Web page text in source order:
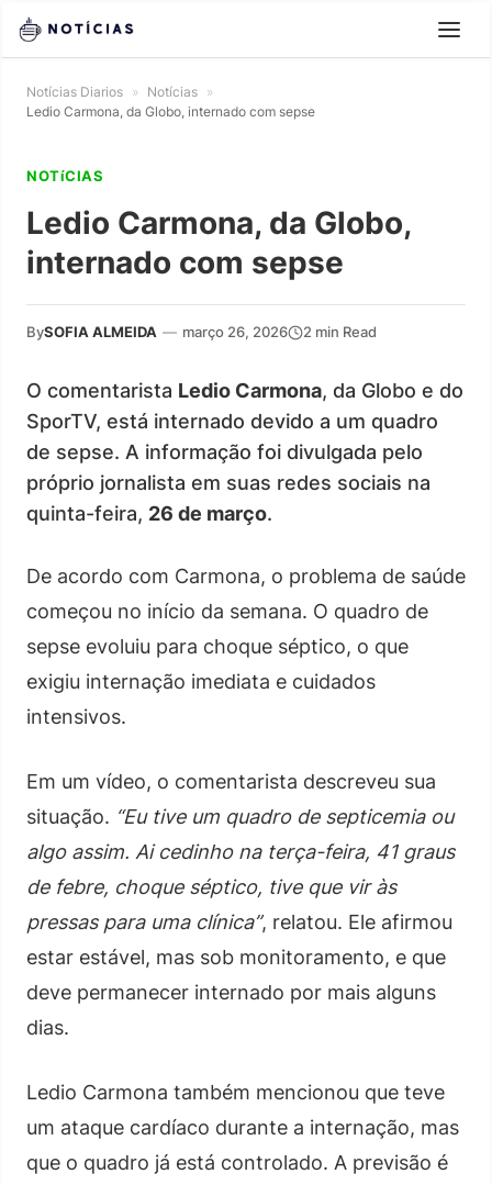
Notícias Diarios » Notícias »
Ledio Carmona, da Globo, internado com sepse
NOTíCIAS
Ledio Carmona, da Globo,
internado com sepse
BySOFIA ALMEIDA — março 26, 2026 2 min Read
O comentarista Ledio Carmona, da Globo e do
SporTV, está internado devido a um quadro
de sepse. A informação foi divulgada pelo
próprio jornalista em suas redes sociais na
quinta-feira, 26 de março.
De acordo com Carmona, o problema de saúde
começou no início da semana. O quadro de
sepse evoluiu para choque séptico, o que
exigiu internação imediata e cuidados
intensivos.
Em um vídeo, o comentarista descreveu sua
situação. “Eu tive um quadro de septicemia ou
algo assim. Ai cedinho na terça-feira, 41 graus
de febre, choque séptico, tive que vir às
pressas para uma clínica”, relatou. Ele afirmou
estar estável, mas sob monitoramento, e que
deve permanecer internado por mais alguns
dias.
Ledio Carmona também mencionou que teve
um ataque cardíaco durante a internação, mas
que o quadro já está controlado. A previsão é